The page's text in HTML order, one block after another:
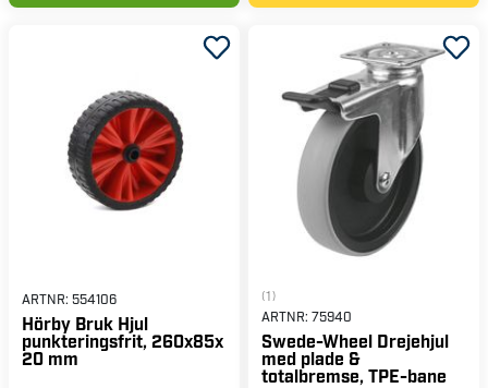
ARTNR: 554106
Hörby Bruk Hjul
punkteringsfrit, 260x85x
20 mm
(1)
ARTNR: 75940
Swede-Wheel Drejehjul
med plade &
totalbremse, TPE-bane